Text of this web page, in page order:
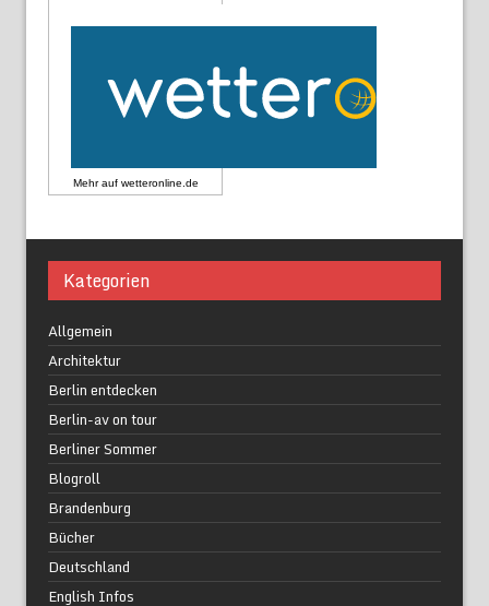
Mehr auf wetteronline.de
Kategorien
Allgemein
Architektur
Berlin entdecken
Berlin-av on tour
Berliner Sommer
Blogroll
Brandenburg
Bücher
Deutschland
English Infos